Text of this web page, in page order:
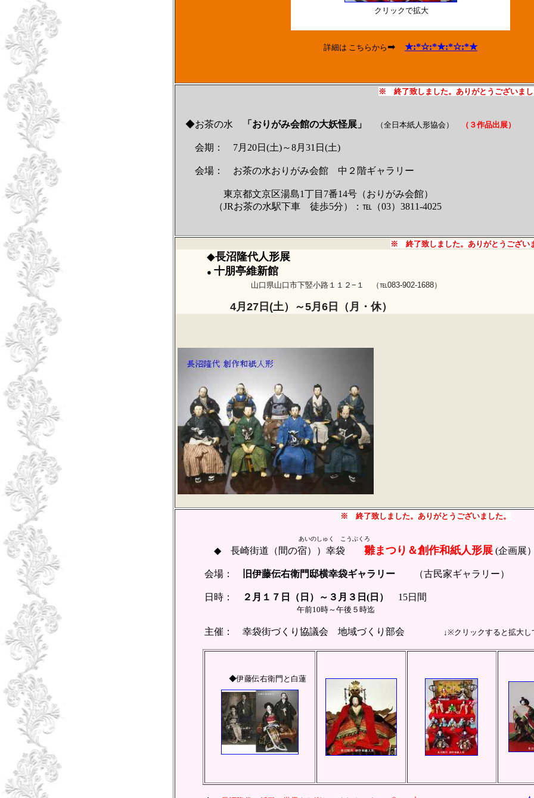
クリックで拡大
詳細は こちらから ➡ ★:*☆:*★:*☆:*★
※ 終了致しました。ありがとうございまし
◆お茶の水 「おりがみ会館の大妖怪展」 （全日本紙人形協会） （３作品出展）
会期： 7月20日(土)～8月31日(土)
会場： お茶の水おりがみ会館 中２階ギャラリー
東京都文京区湯島1丁目7番14号（おりがみ会館）
（JRお茶の水駅下車 徒歩5分）：℡（03）3811-4025
※ 終了致しました。ありがとうござい
◆長沼隆代人形展
● 十朋亭維新館
山口県山口市下竪小路１１２−１ （℡083-902-1688）
4月27日(土）～5月6日（月・休）
※ 終了致しました。ありがとうございました。
あいのしゅく こうぶくろ
◆ 長崎街道（間の宿））幸袋 雛まつり＆創作和紙人形展(企画展
会場： 旧伊藤伝右衛門邸横幸袋ギャラリー（古民家ギャラリー）
日時： ２月１７日（日）～３月３日(日） 15日間
午前10時～午後５時迄
主催： 幸袋街づくり協議会 地域づくり部会 ↓※クリックすると拡大し
◆伊藤伝右衛門と白蓮